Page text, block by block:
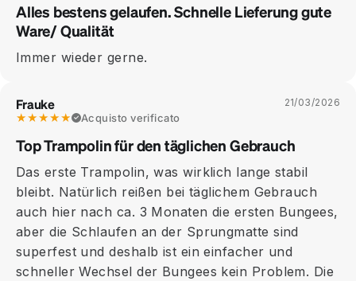
Alles bestens gelaufen. Schnelle Lieferung gute
Ware/ Qualität
Immer wieder gerne.
Frauke
★★★★★ Acquisto verificato
21/03/2026
Top Trampolin für den täglichen Gebrauch
Das erste Trampolin, was wirklich lange stabil
bleibt. Natürlich reißen bei täglichem Gebrauch
auch hier nach ca. 3 Monaten die ersten Bungees,
aber die Schlaufen an der Sprungmatte sind
superfest und deshalb ist ein einfacher und
schneller Wechsel der Bungees kein Problem. Die